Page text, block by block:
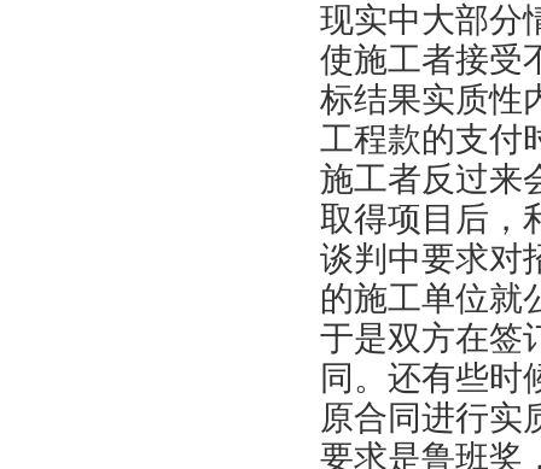
现实中大部分
使施工者接受
标结果实质性
工程款的支付
施工者反过来
取得项目后，
谈判中要求对
的施工单位就
于是双方在签
同。还有些时
原合同进行实
要求是鲁班奖